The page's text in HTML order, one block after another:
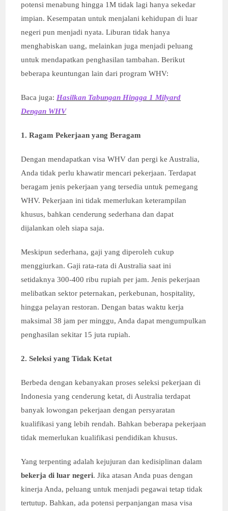
potensi menabung hingga 1M tidak lagi hanya sekedar
impian. Kesempatan untuk menjalani kehidupan di luar
negeri pun menjadi nyata. Liburan tidak hanya
menghabiskan uang, melainkan juga menjadi peluang
untuk mendapatkan penghasilan tambahan. Berikut
beberapa keuntungan lain dari program WHV:
Baca juga:Hasilkan Tabungan Hingga 1 Milyard
Dengan WHV
1. Ragam Pekerjaan yang Beragam
Dengan mendapatkan visa WHV dan pergi ke Australia,
Anda tidak perlu khawatir mencari pekerjaan. Terdapat
beragam jenis pekerjaan yang tersedia untuk pemegang
WHV. Pekerjaan ini tidak memerlukan keterampilan
khusus, bahkan cenderung sederhana dan dapat
dijalankan oleh siapa saja.
Meskipun sederhana, gaji yang diperoleh cukup
menggiurkan. Gaji rata-rata di Australia saat ini
setidaknya 300-400 ribu rupiah per jam. Jenis pekerjaan
melibatkan sektor peternakan, perkebunan, hospitality,
hingga pelayan restoran. Dengan batas waktu kerja
maksimal 38 jam per minggu, Anda dapat mengumpulkan
penghasilan sekitar 15 juta rupiah.
2. Seleksi yang Tidak Ketat
Berbeda dengan kebanyakan proses seleksi pekerjaan di
Indonesia yang cenderung ketat, di Australia terdapat
banyak lowongan pekerjaan dengan persyaratan
kualifikasi yang lebih rendah. Bahkan beberapa pekerjaan
tidak memerlukan kualifikasi pendidikan khusus.
Yang terpenting adalah kejujuran dan kedisiplinan dalam
bekerja di luar negeri. Jika atasan Anda puas dengan
kinerja Anda, peluang untuk menjadi pegawai tetap tidak
tertutup. Bahkan, ada potensi perpanjangan masa visa